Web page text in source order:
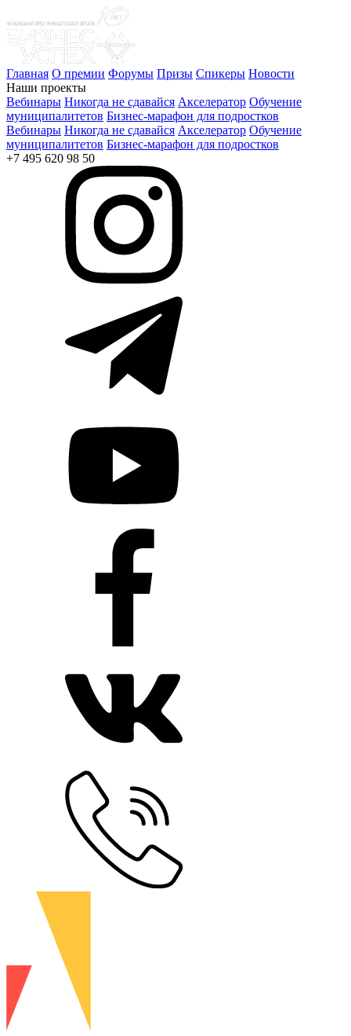
Главная О премии Форумы Призы Спикеры Новости
Наши проекты
Вебинары Никогда не сдавайся Акселератор Обучение
муниципалитетов Бизнес-марафон для подростков
Вебинары Никогда не сдавайся Акселератор Обучение
муниципалитетов Бизнес-марафон для подростков
+7 495 620 98 50